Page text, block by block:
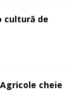
cultură de
cheie